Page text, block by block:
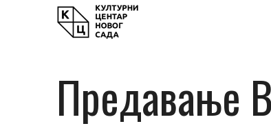
Предавање